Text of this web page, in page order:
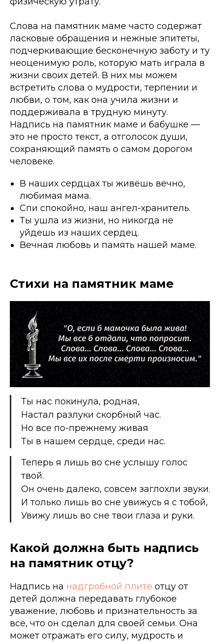
Слова на памятник маме часто содержат
ласковые обращения и нежные эпитеты,
подчеркивающие бесконечную заботу и ту
неоценимую роль, которую мать играла в
жизни своих детей. В них мы можем
встретить слова о мудрости, терпении и
любви, о том, как она учила жизни и
поддерживала в трудную минуту.
Надпись на памятник маме и бабушке —
это не просто текст, а отголосок души,
сохраняющий память о самом дорогом
человеке.
В наших сердцах ты живёшь вечно,
любимая мама.
Спи спокойно, наш ангел-хранитель.
Ты ушла из жизни, но никогда не
уйдешь из наших сердец.
Вечная любовь и память нашей маме.
Стихи на памятник маме
Ты нас покинула, родная,
Настал разлуки скорбный час.
Но все по-прежнему живая
Ты в нашем сердце, среди нас.
Теперь я лишь во сне услышу голос
твой.
Он очень далеко, совсем заглохли звуки.
И только лишь во сне увижусь я с тобой,
Увижу лишь во сне твои глаза и руки.
Какой должна быть надпись
на памятник отцу?
Надпись на надгробной плите отцу от
детей должна передавать глубокое
уважение, любовь и признательность за
всё, что он сделал для своей семьи. Она
может отражать его силу, мудрость и